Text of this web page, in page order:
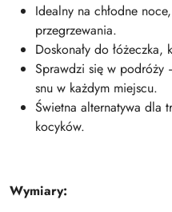
Idealny na chłodne
przegrzewania.
Doskonały do łóżeczka,
Sprawdzi się w podróży
snu w każdym miejscu.
Świetna alternatywa dla
kocyków.
Wymiary: